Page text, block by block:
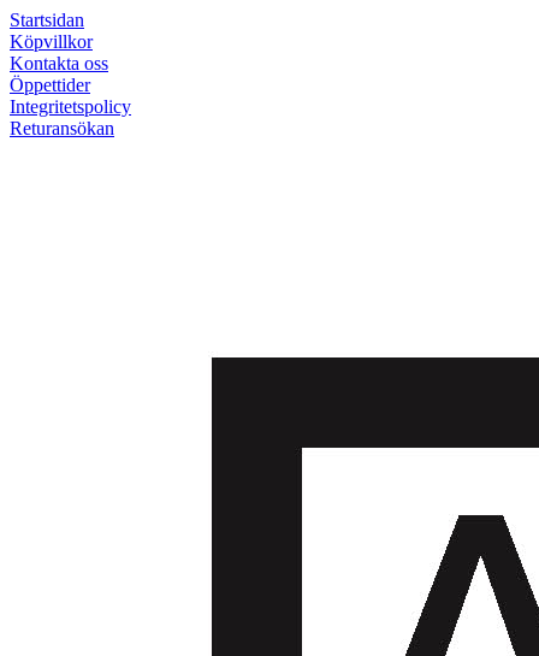
Startsidan
Köpvillkor
Kontakta oss
Öppettider
Integritetspolicy
Returansökan